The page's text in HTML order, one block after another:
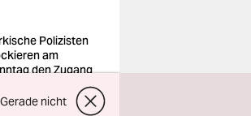
Polizisten
am
den Zugang
Oppositionspartei
Gerade nicht